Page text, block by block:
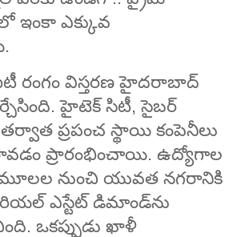
ఇంకా ఎక్కువ
రంగం విస్తరణ హైదరాబాద్
హైటెక్ సిటీ, సైబర్
ప్రపంచ స్థాయి కంపెనీలు
ప్రారంభించాయి. ఉద్యోగాల
నుంచి యువత నగరానికి
రియల్ ఎస్టేట్ డిమాండ్‌ను
ఒకప్పుడు ఖాళీ